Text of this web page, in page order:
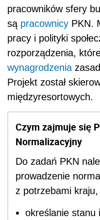
pracowników sfery
są pracownicy PKN.
pracy i polityki
rozporządzenia,
wynagrodzenia
Projekt został
międzyresortowych.
Czym zajmuje się
Normalizacyjny
Do zadań PKN
prowadzenie
z potrzebami
określanie stanu